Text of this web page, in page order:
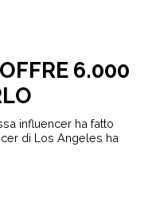
6.000
influencer ha fatto
di Los Angeles ha